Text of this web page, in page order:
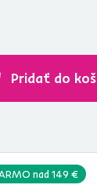
Pridať do
nad 149 €